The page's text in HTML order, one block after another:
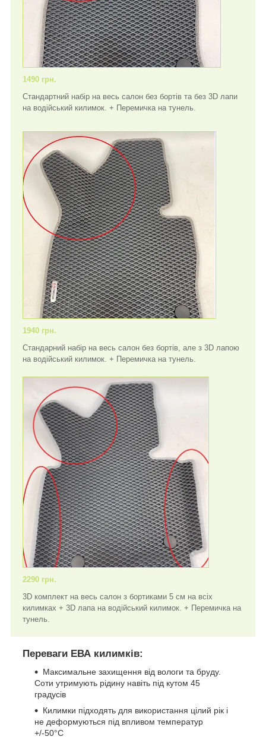
1490 грн.
Стандартний набір на весь салон без бортів та без 3D лапи
на водійський килимок. + Перемичка на тунель.
1940 грн.
Стандарний набір на весь салон без бортів, але з 3D лапою
на водійський килимок. + Перемичка на тунель.
2290 грн.
3D комплект на весь салон з бортиками 5 см на всіх
килимках + 3D лапа на водійський килимок. + Перемичка на
тунель.
Переваги ЕВА килимків:
Максимальне захищення від вологи та бруду.
Соти утримують рідину навіть під кутом 45
градусів
Килимки підходять для використання цілий рік і
не деформуються під впливом температур
+/-50°C